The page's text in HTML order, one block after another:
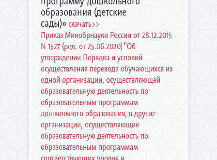
образования (детские
сады)»скачать>>
Приказ Минобрнауки России от 28.12.2015
N 1527 (ред. от 25.06.2020) "Об
утверждении Порядка и условий
осуществления перевода обучающихся из
одной организации, осуществляющей
образовательную деятельность по
образовательным программам
дошкольного образования, в другие
организации, осуществляющие
образовательную деятельность по
образовательным программам